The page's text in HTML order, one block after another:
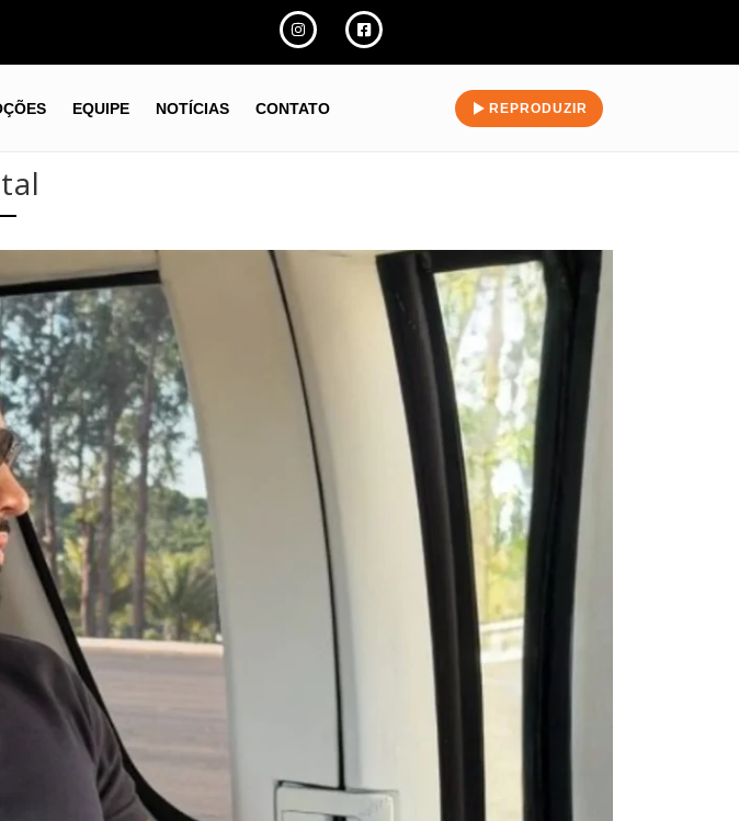
EQUIPE NOTÍCIAS CONTATO REPRODUZIR